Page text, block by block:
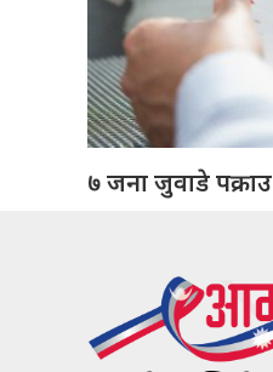
७ जना जुवाडे पक्राउ